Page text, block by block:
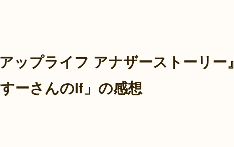
ップライフ アナザーストーリー』
ーさんのif」の感想